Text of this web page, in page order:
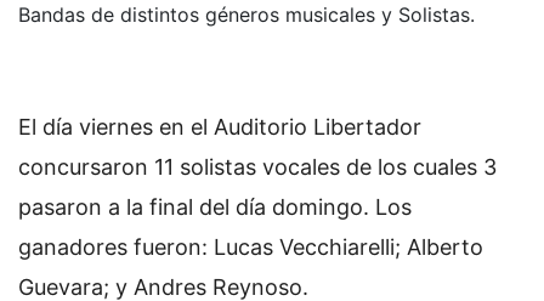
Bandas de distintos géneros musicales y Solistas.
El día viernes en el Auditorio Libertador
concursaron 11 solistas vocales de los cuales 3
pasaron a la final del día domingo. Los
ganadores fueron: Lucas Vecchiarelli; Alberto
Guevara; y Andres Reynoso.